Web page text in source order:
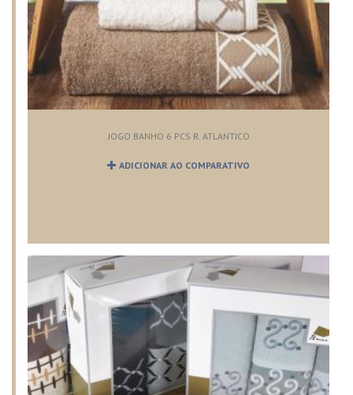
JOGO BANHO 6 PCS R. ATLANTICO
ADICIONAR AO COMPARATIVO